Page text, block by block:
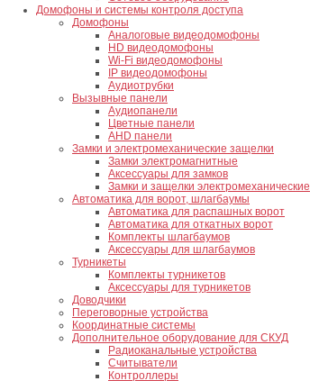
Домофоны и системы контроля доступа
Домофоны
Аналоговые видеодомофоны
HD видеодомофоны
Wi-Fi видеодомофоны
IP видеодомофоны
Аудиотрубки
Вызывные панели
Аудиопанели
Цветные панели
AHD панели
Замки и электромеханические защелки
Замки электромагнитные
Аксессуары для замков
Замки и защелки электромеханические
Автоматика для ворот, шлагбаумы
Автоматика для распашных ворот
Автоматика для откатных ворот
Комплекты шлагбаумов
Аксессуары для шлагбаумов
Турникеты
Комплекты турникетов
Аксессуары для турникетов
Доводчики
Переговорные устройства
Координатные системы
Дополнительное оборудование для СКУД
Радиоканальные устройства
Считыватели
Контроллеры